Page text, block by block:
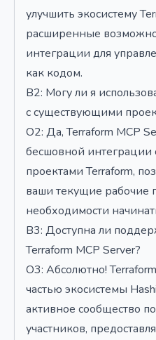
улучшить экосистему
расширенные
интеграции для
как кодом.
В2: Могу ли я
с существующими
О2: Да, Terraform MCP
бесшовной
проектами Terraform,
ваши текущие рабочие
необходимости
В3: Доступна ли
Terraform MCP Server?
О3: Абсолютно!
частью экосистемы
активное сообщество
участников,